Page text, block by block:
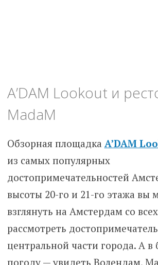
A’DAM Lookout и
MadaM
Обзорная площадка A’DAM
из самых популярных
достопримечательностей
высоты 20-го и 21-го этажа вы
взглянуть на Амстердам со
рассмотреть
центральной части города. А в
погоду — увидеть Волендам,